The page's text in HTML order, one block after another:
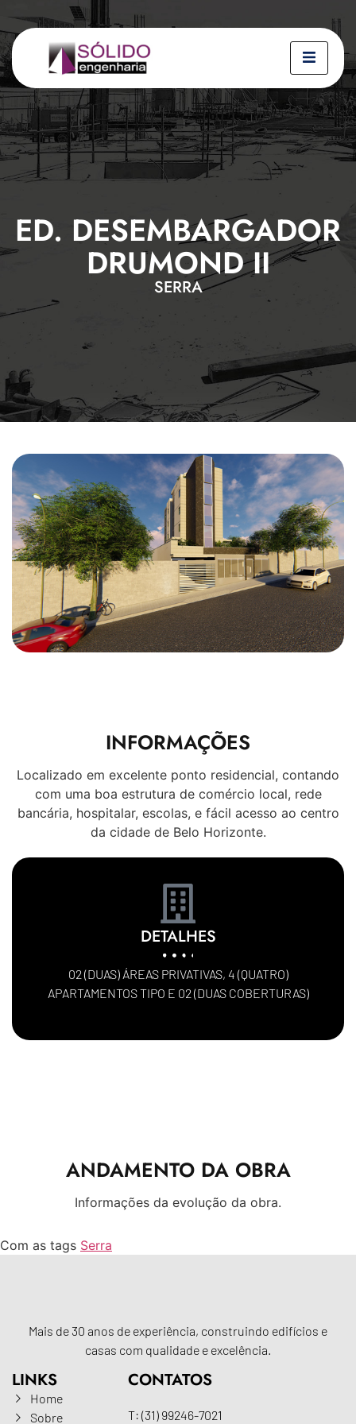
ED. DESEMBARGADOR
DRUMOND II
SERRA
INFORMAÇÕES
Localizado em excelente ponto residencial, contando
com uma boa estrutura de comércio local, rede
bancária, hospitalar, escolas, e fácil acesso ao centro
da cidade de Belo Horizonte.
DETALHES
02 (DUAS) ÁREAS PRIVATIVAS, 4 (QUATRO)
APARTAMENTOS TIPO E 02 (DUAS COBERTURAS)
ANDAMENTO DA OBRA
Informações da evolução da obra.
Com as tags Serra
Mais de 30 anos de experiência, construindo edifícios e
casas com qualidade e excelência.
LINKS
Home
Sobre
CONTATOS
T: (31) 99246-7021